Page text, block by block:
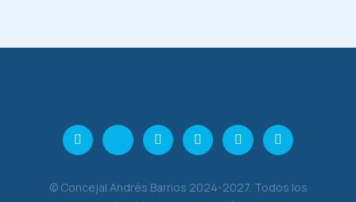
© Concejal Andrés Barrios 2024-2027. Todos los